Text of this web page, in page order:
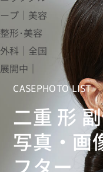
CASEPHOTO LIST
二重 形
写真・画
フター